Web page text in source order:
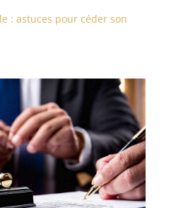
: astuces pour céder son